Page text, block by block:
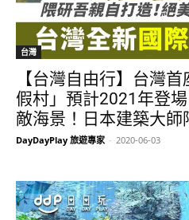
台灣
【台灣自由行】台灣
假村」預計2021年登
敵海景！日本建築大師
DayDayPlay 旅遊專家 - 2020-06-03